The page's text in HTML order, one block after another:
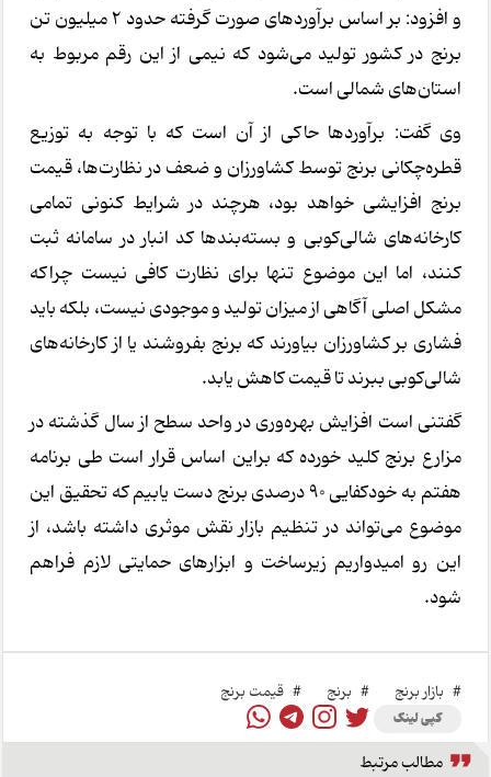
و افزود: بر اساس برآوردهای صورت گرفته حدود ۲ میلیون تن
برنج در کشور تولید می‌شود که نیمی از این رقم مربوط به
استان‌های شمالی است.
وی گفت: برآوردها حاکی از آن است که با توجه به توزیع
قطره‌چکانی برنج توسط کشاورزان و ضعف در نظارت‌ها، قیمت
برنج افزایشی خواهد بود، هرچند در شرایط کنونی تمامی
کارخانه‌های شالی‌کوبی و بسته‌بندها کد انبار در سامانه ثبت
کنند، اما این موضوع تنها برای نظارت کافی نیست چراکه
مشکل اصلی آگاهی از میزان تولید و موجودی نیست، بلکه باید
فشاری بر کشاورزان بیاورند که برنج بفروشند یا از کارخانه‌های
شالی‌کوبی ببرند تا قیمت کاهش یابد.
گفتنی است افزایش بهره‌وری در واحد سطح از سال گذشته در
مزارع برنج کلید خورده که براین اساس قرار است طی برنامه
هفتم به خودکفایی ۹۰ درصدی برنج دست یابیم که تحقیق این
موضوع می‌تواند در تنظیم بازار نقش موثری داشته باشد، از
این رو امیدواریم زیرساخت و ابزارهای حمایتی لازم فراهم
شود.
# بازار برنج # برنج # قیمت برنج
کپی لینک
مطالب مرتبط